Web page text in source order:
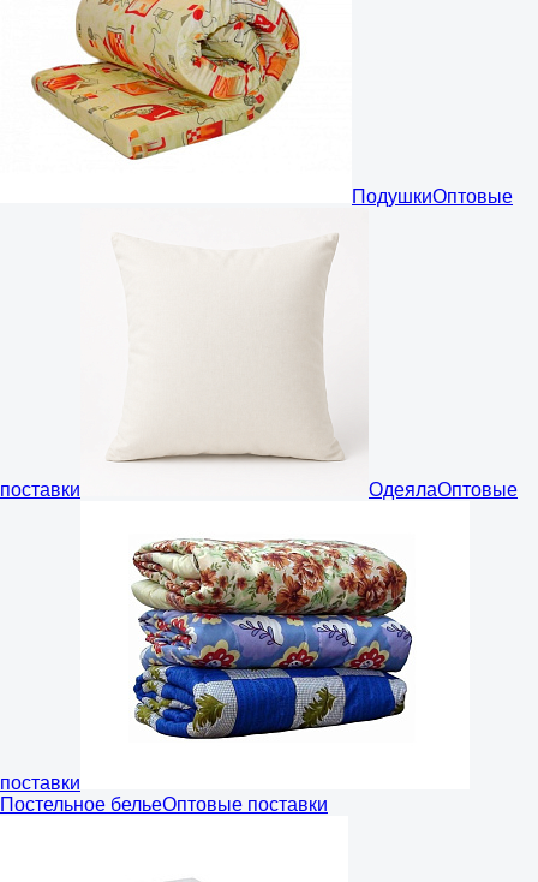
ПодушкиОптовые
поставки ОдеялаОптовые
поставки
Постельное бельеОптовые поставки